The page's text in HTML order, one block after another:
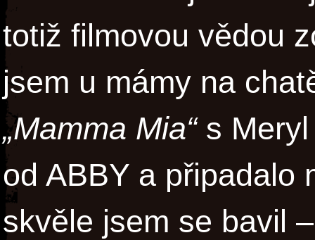
totiž filmovou vědou
jsem u mámy na
„Mamma Mia“s Meryl
od ABBY a připadalo
skvěle jsem se bavil